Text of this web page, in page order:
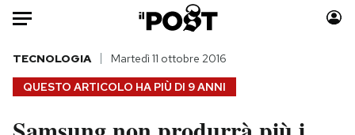
Auto
HOME
Italia
Moda
QUESTO ARTICOLO HA PIÙ DI 9 ANNI
TECNOLOGIA Martedì 11 ottobre 2016